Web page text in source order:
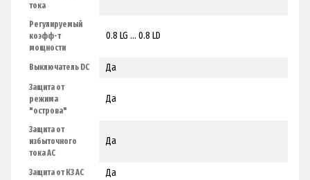
тока
Регулируемый
коэфф-т
мощности
0.8 LG ... 0.8 LD
Выключатель DC Да
Защита от
режима
"острова"
Да
Защита от
избыточного
тока AC
Да
Защита от КЗ AC Да